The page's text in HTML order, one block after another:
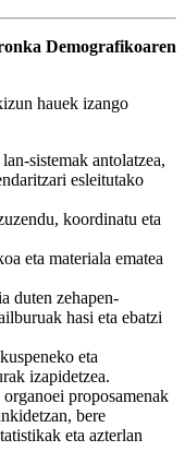
Demografikoaren
hauek izango
sistemak antolatzea,
esleitutako
koordinatu eta
eta materiala ematea
duten zehapen-
hasi eta ebatzi
eta
izapidetzea.
proposamenak
bere
eta azterlan